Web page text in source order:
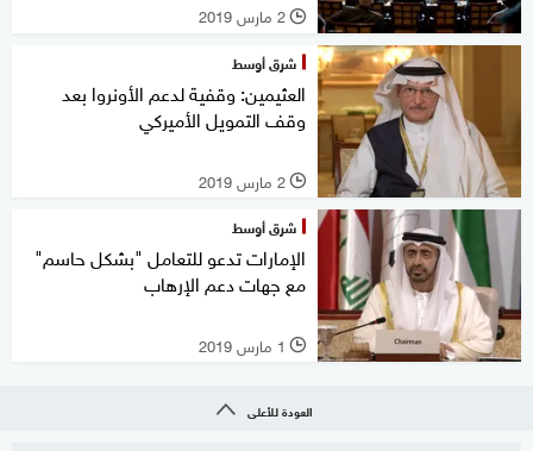
l 2 مارس 2019
شرق أوسط
العثيمين: وقفية لدعم الأونروا بعد
وقف التمويل الأميركي
l 2 مارس 2019
شرق أوسط
الإمارات تدعو للتعامل "بشكل حاسم"
مع جهات دعم الإرهاب
l 1 مارس 2019
العودة للأعلى